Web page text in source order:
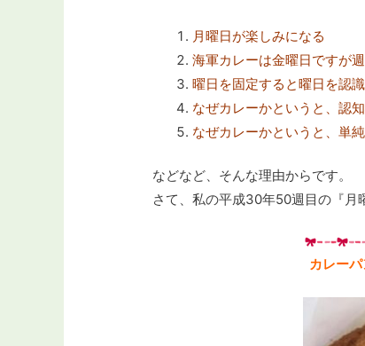
月曜日が楽しみになる
海軍カレーは金曜日ですが
曜日を固定すると曜日を認
なぜカレーかというと、認
なぜカレーかというと、単
などなど、そんな理由からです。
さて、私の平成30年50週目の『月
カレー